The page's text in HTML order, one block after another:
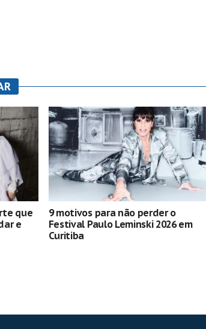
que
e
9 motivos para não perder o
Festival Paulo Leminski 2026 em
Curitiba